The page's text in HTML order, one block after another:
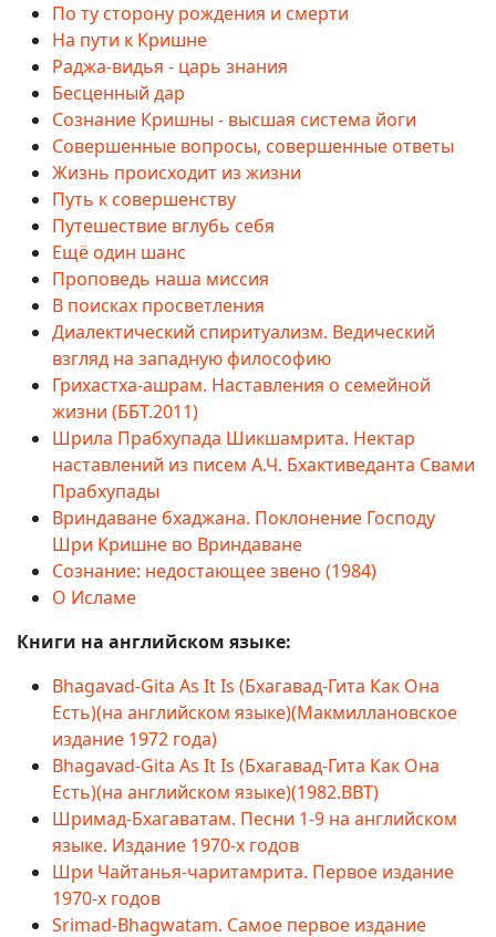
По ту сторону рождения и смерти
На пути к Кришне
Раджа-видья - царь знания
Бесценный дар
Сознание Кришны - высшая система йоги
Совершенные вопросы, совершенные ответы
Жизнь происходит из жизни
Путь к совершенству
Путешествие вглубь себя
Ещё один шанс
Проповедь наша миссия
В поисках просветления
Диалектический спиритуализм. Ведический
взгляд на западную философию
Грихастха-ашрам. Наставления о семейной
жизни (ББТ.2011)
Шрила Прабхупада Шикшамрита. Нектар
наставлений из писем А.Ч. Бхактиведанта Свами
Прабхупады
Вриндаване бхаджана. Поклонение Господу
Шри Кришне во Вриндаване
Сознание: недостающее звено (1984)
О Исламе
Книги на английском языке:
Bhagavad-Gita As It Is (Бхагавад-Гита Как Она
Есть)(на английском языке)(Макмиллановское
издание 1972 года)
Bhagavad-Gita As It Is (Бхагавад-Гита Как Она
Есть)(на английском языке)(1982.BBT)
Шримад-Бхагаватам. Песни 1-9 на английском
языке. Издание 1970-х годов
Шри Чайтанья-чаритамрита. Первое издание
1970-х годов
Srimad-Bhagwatam. Самое первое издание